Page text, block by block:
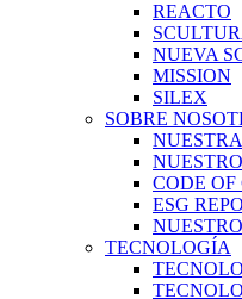
REACTO
NUEVA
MISSION
SILEX
SOBRE
CODE
ESG
TECNOLOGÍA